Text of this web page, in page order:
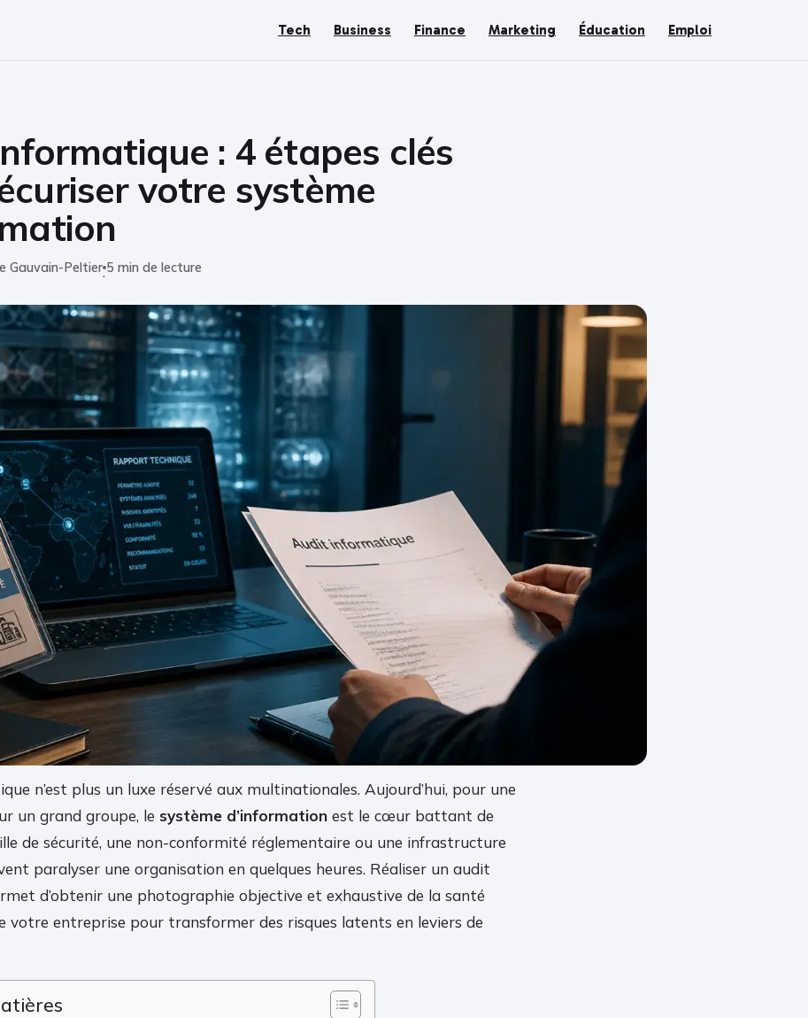
Tech Business Finance Marketing Éducation Emploi
: 4 étapes clés
votre système
Gauvain-Peltier
·
5 min de lecture
n’est plus un luxe réservé aux multinationales. Aujourd’hui, pour une
un grand groupe, le système d’information est le cœur battant de
de sécurité, une non-conformité réglementaire ou une infrastructure
paralyser une organisation en quelques heures. Réaliser un audit
d’obtenir une photographie objective et exhaustive de la santé
votre entreprise pour transformer des risques latents en leviers de